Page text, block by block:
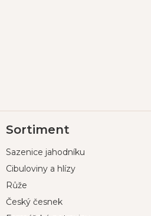
á
a
Sortiment
Sazenice jahodníku
Cibuloviny a hlízy
Růže
Český česnek